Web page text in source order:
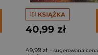
KSIĄŻKA
40,99 zł
49,99 zł - sugerowana cena